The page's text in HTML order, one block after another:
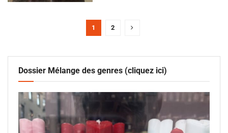
1 2
Dossier Mélange des genres (cliquez ici)